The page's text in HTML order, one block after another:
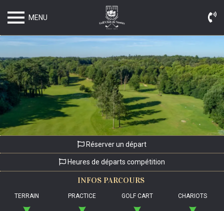
MENU
Réserver un départ
Heures de départs compétition
INFOS PARCOURS
TERRAIN PRACTICE GOLF CART CHARIOTS